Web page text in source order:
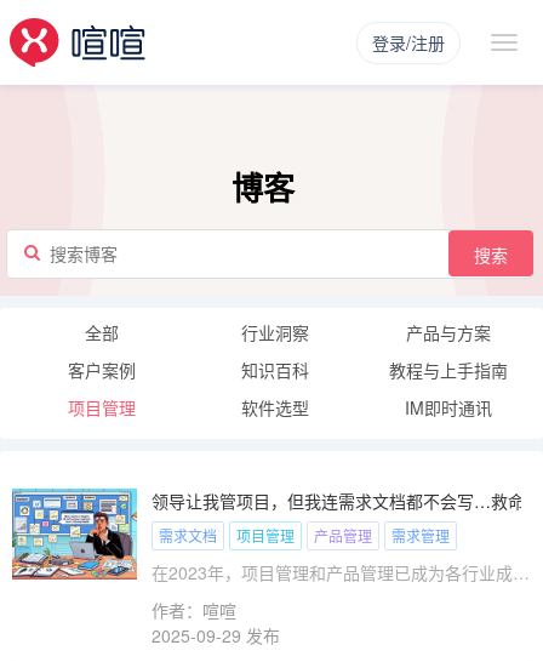
登录/注册
博客
搜索
全部 行业洞察
产品与方案
客户案例
知识百科
教程与上手指南
项目管理
软件选型 IM即时通讯
领导让我管项目，但我连需求文档都不会写…救命
需求文档 项目管理 产品管理 需求管理
在2023年，项目管理和产品管理已成为各行业成功
的重要基石，尤其是在技术驱动的公司中。这种趋
势正在加速，全球超过70%的企业将项目管理视为
其业务战略的一部分。然而，对于许多新晋项目经
作者：喧喧
2025-09-29 发布